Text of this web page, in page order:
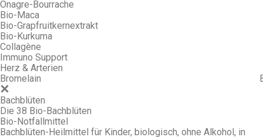
Onagre-Bourrache
Bio-Maca
Bio-Grapfruitkernextrakt
Bio-Kurkuma
Collagène
Immuno Support
Herz & Arterien
Bromelain
Bachblüten
Die 38 Bio-Bachblüten
Bio-Notfallmittel
Bachblüten-Heilmittel für Kinder, biologisch, ohne Alkohol, in